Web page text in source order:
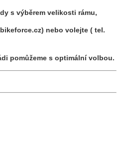
s výběrem velikosti rámu,
nebo volejte ( tel.
pomůžeme s optimální volbou.